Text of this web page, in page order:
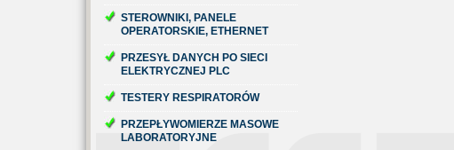
STEROWNIKI, PANELE
OPERATORSKIE, ETHERNET
PRZESYŁ DANYCH PO SIECI
ELEKTRYCZNEJ PLC
TESTERY RESPIRATORÓW
PRZEPŁYWOMIERZE MASOWE
LABORATORYJNE